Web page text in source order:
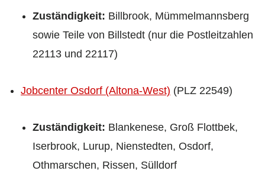
Zuständigkeit: Billbrook, Mümmelmannsberg
sowie Teile von Billstedt (nur die Postleitzahlen
22113 und 22117)
Jobcenter Osdorf (Altona-West) (PLZ 22549)
Zuständigkeit: Blankenese, Groß Flottbek,
Iserbrook, Lurup, Nienstedten, Osdorf,
Othmarschen, Rissen, Sülldorf